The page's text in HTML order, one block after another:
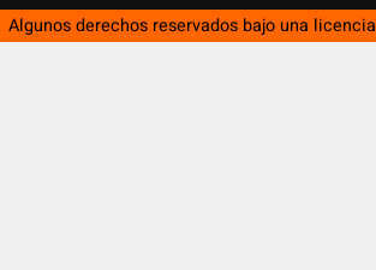
Algunos derechos reservados bajo una licencia